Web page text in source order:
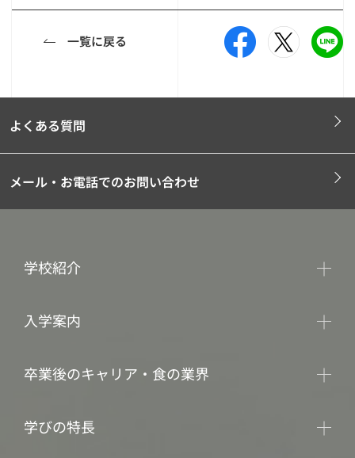
一覧に戻る
よくある質問
メール・お電話でのお問い合わせ
学校紹介
入学案内
卒業後のキャリア・食の業界
学びの特長